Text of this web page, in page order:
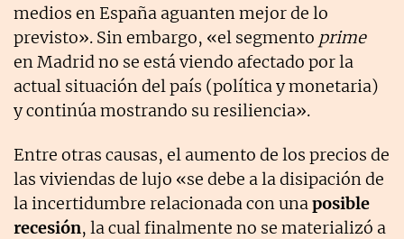
medios en España aguanten mejor de lo
previsto». Sin embargo, «el segmento prime
en Madrid no se está viendo afectado por la
actual situación del país (política y monetaria)
y continúa mostrando su resiliencia».
Entre otras causas, el aumento de los precios de
las viviendas de lujo «se debe a la disipación de
la incertidumbre relacionada con unaposible
recesión, la cual finalmente no se materializó a